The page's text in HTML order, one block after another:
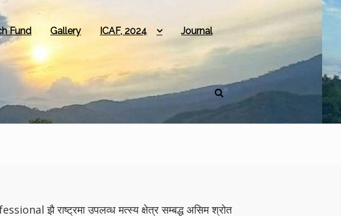
Fund Gallery ICAF, 2024 Journal
झै राष्ट्रमा उपलव्ध मत्स्य क्षेत्र सम्बद्ध असिम श्रोत